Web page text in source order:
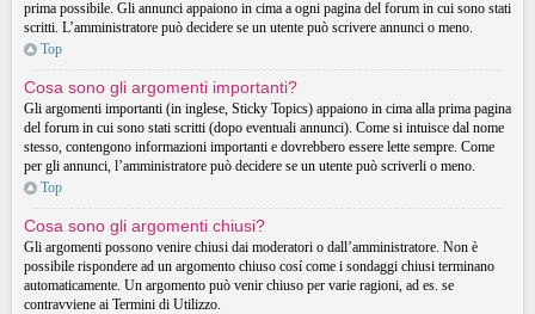
prima possibile. Gli annunci appaiono in cima a ogni pagina del forum in cui sono stati
scritti. L’amministratore può decidere se un utente può scrivere annunci o meno.
Top
Cosa sono gli argomenti importanti?
Gli argomenti importanti (in inglese, Sticky Topics) appaiono in cima alla prima pagina
del forum in cui sono stati scritti (dopo eventuali annunci). Come si intuisce dal nome
stesso, contengono informazioni importanti e dovrebbero essere lette sempre. Come
per gli annunci, l’amministratore può decidere se un utente può scriverli o meno.
Top
Cosa sono gli argomenti chiusi?
Gli argomenti possono venire chiusi dai moderatori o dall’amministratore. Non è
possibile rispondere ad un argomento chiuso cosí come i sondaggi chiusi terminano
automaticamente. Un argomento può venir chiuso per varie ragioni, ad es. se
contravviene ai Termini di Utilizzo.